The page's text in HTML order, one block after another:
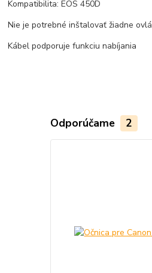
Kompatibilita: EOS 450D
Nie je potrebné inštalovať žiadne
Kábel podporuje funkciu nabíjania
Odporúčame 2